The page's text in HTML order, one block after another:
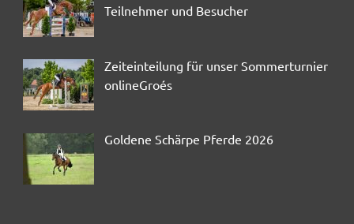
Teilnehmer und Besucher
Zeiteinteilung für unser Sommerturnier
onlineGroés
Goldene Schärpe Pferde 2026